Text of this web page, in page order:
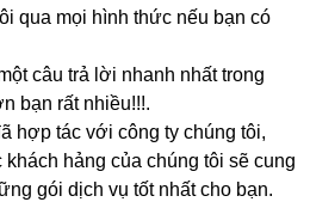
qua mọi hình thức nếu bạn có
câu trả lời nhanh nhất trong
bạn rất nhiều!!!.
hợp tác với công ty chúng tôi,
khách hảng của chúng tôi sẽ cung
gói dịch vụ tốt nhất cho bạn.